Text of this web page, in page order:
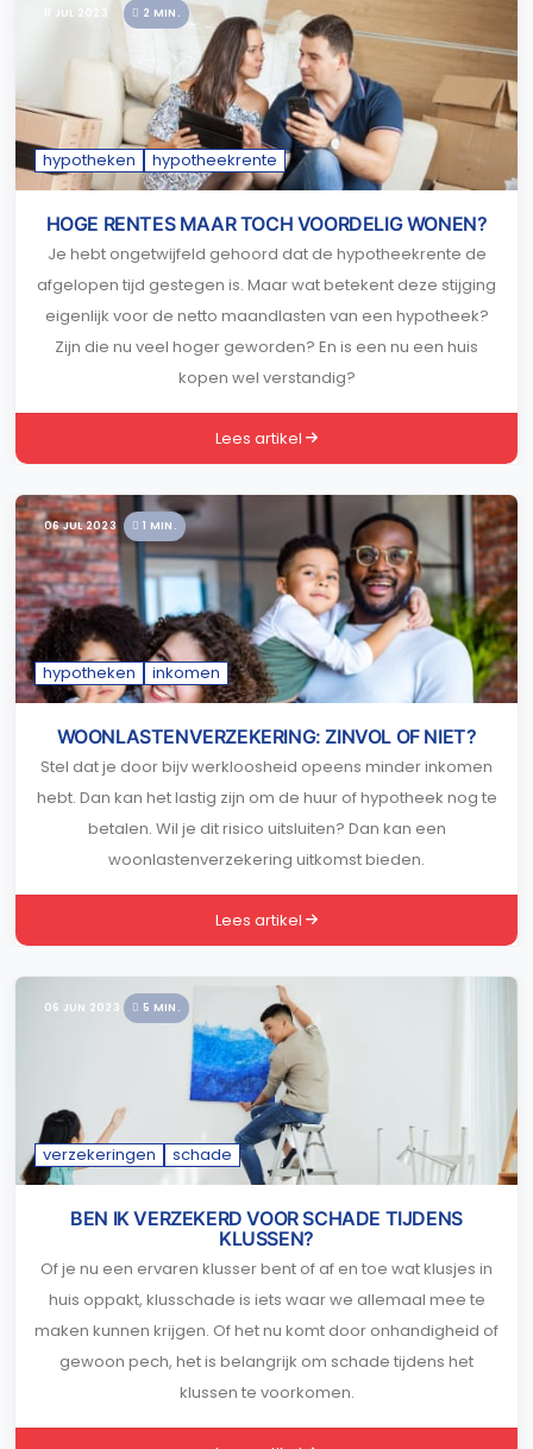
11 JUL 2023 2 MIN.
hypotheken hypotheekrente
HOGE RENTES MAAR TOCH VOORDELIG WONEN?
Je hebt ongetwijfeld gehoord dat de hypotheekrente de
afgelopen tijd gestegen is. Maar wat betekent deze stijging
eigenlijk voor de netto maandlasten van een hypotheek?
Zijn die nu veel hoger geworden? En is een nu een huis
kopen wel verstandig?
Lees artikel
06 JUL 2023 1 MIN.
hypotheken inkomen
WOONLASTENVERZEKERING: ZINVOL OF NIET?
Stel dat je door bijv werkloosheid opeens minder inkomen
hebt. Dan kan het lastig zijn om de huur of hypotheek nog te
betalen. Wil je dit risico uitsluiten? Dan kan een
woonlastenverzekering uitkomst bieden.
Lees artikel
06 JUN 2023 5 MIN.
verzekeringen schade
BEN IK VERZEKERD VOOR SCHADE TIJDENS
KLUSSEN?
Of je nu een ervaren klusser bent of af en toe wat klusjes in
huis oppakt, klusschade is iets waar we allemaal mee te
maken kunnen krijgen. Of het nu komt door onhandigheid of
gewoon pech, het is belangrijk om schade tijdens het
klussen te voorkomen.